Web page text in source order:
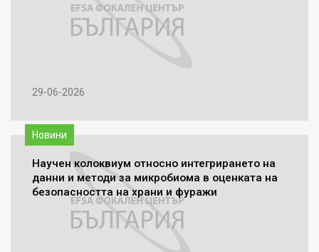
29-06-2026
Новини
Научен колоквиум относно интегрирането на
данни и методи за микробиома в оценката на
безопасността на храни и фуражи